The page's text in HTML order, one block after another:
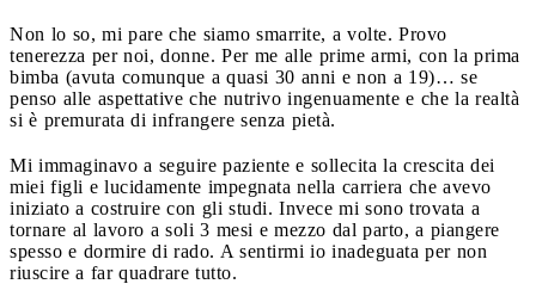
Non lo so, mi pare che siamo smarrite, a volte. Provo
tenerezza per noi, donne. Per me alle prime armi, con la prima
bimba (avuta comunque a quasi 30 anni e non a 19)… se
penso alle aspettative che nutrivo ingenuamente e che la realtà
si è premurata di infrangere senza pietà.
Mi immaginavo a seguire paziente e sollecita la crescita dei
miei figli e lucidamente impegnata nella carriera che avevo
iniziato a costruire con gli studi. Invece mi sono trovata a
tornare al lavoro a soli 3 mesi e mezzo dal parto, a piangere
spesso e dormire di rado. A sentirmi io inadeguata per non
riuscire a far quadrare tutto.